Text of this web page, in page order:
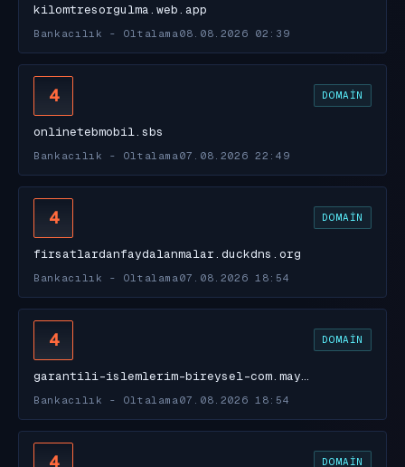
kilomtresorgulma.web.app
Bankacılık - Oltalama 08.08.2026 02:39
4 DOMAIN
onlinetebmobil.sbs
Bankacılık - Oltalama 07.08.2026 22:49
4 DOMAIN
firsatlardanfaydalanmalar.duckdns.org
Bankacılık - Oltalama 07.08.2026 18:54
4 DOMAIN
garantili-islemlerim-bireysel-com.may…
Bankacılık - Oltalama 07.08.2026 18:54
4 DOMAIN